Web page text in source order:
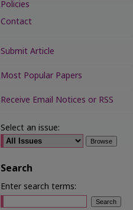
Policies
Contact
Submit Article
Most Popular Papers
Receive Email Notices or RSS
Select an issue:
Search
Enter search terms: